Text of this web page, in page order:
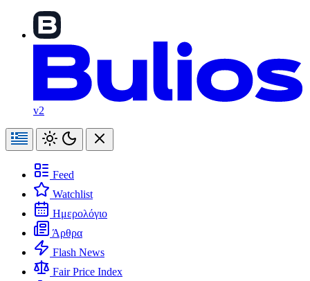
v2
Feed
Watchlist
Ημερολόγιο
Άρθρα
Flash News
Fair Price Index